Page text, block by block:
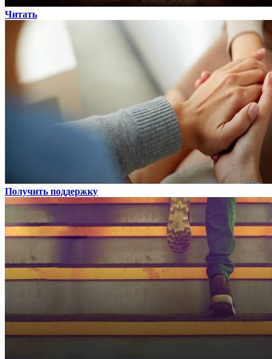
Читать
Получить поддержку